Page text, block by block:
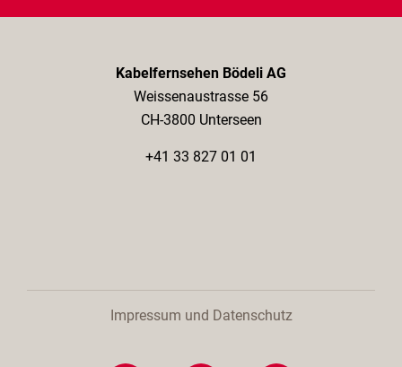
Kabelfernsehen Bödeli AG
Weissenaustrasse 56
CH-3800 Unterseen
+41 33 827 01 01
Impressum und Datenschutz